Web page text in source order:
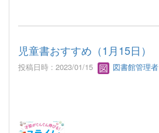
児童書おすすめ（1月15日）
投稿日時 : 2023/01/15 図書館管理者